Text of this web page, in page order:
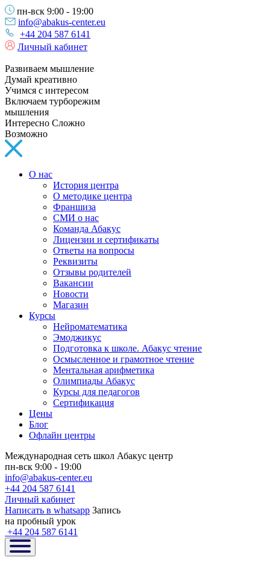
пн-вск 9:00 - 19:00
info@abakus-center.eu
+44 204 587 6141
Личный кабинет
Развиваем мышление
Думай креативно
Учимся с интересом
Включаем турборежим
мышления
Интересно Сложно
Возможно
О нас
История центра
О методике центра
Франшиза
СМИ о нас
Команда Абакус
Лицензии и сертификаты
Ответы на вопросы
Реквизиты
Отзывы родителей
Вакансии
Новости
Магазин
Курсы
Нейроматематика
Эмоджикус
Подготовка к школе. Абакус чтение
Осмысленное и грамотное чтение
Ментальная арифметика
Олимпиады Абакус
Курсы для педагогов
Сертификация
Цены
Блог
Офлайн центры
Международная сеть школ Абакус центр
пн-вск 9:00 - 19:00
info@abakus-center.eu
+44 204 587 6141
Личный кабинет
Написать в whatsapp Запись
на пробный урок
+44 204 587 6141